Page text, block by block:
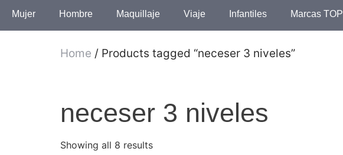
Mujer Hombre Maquillaje Viaje Infantiles Marcas TOP
Home / Products tagged “neceser 3 niveles”
neceser 3 niveles
Showing all 8 results